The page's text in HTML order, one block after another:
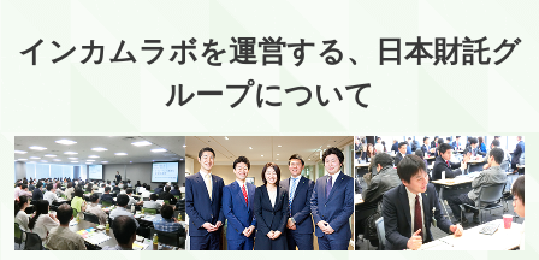
インカムラボを運営する、日本財託グ
ループについて